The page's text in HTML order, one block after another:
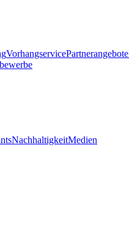
VorhangservicePartnerangebote
NachhaltigkeitMedien